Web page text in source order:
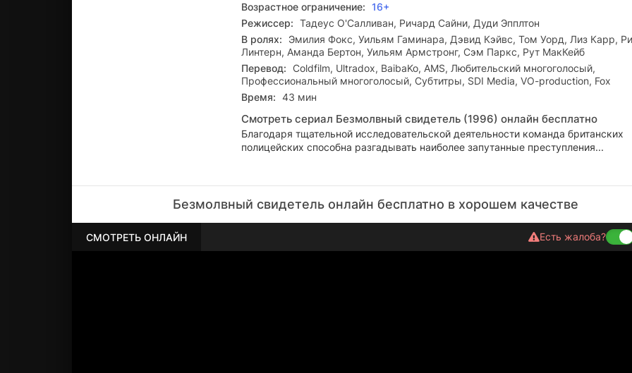
Возрастное ограничение: 16+
Режиссер: Тадеус О'Салливан, Ричард Сайни, Дуди Эпплтон
В ролях:
Эмилия Фокс, Уильям Гаминара, Дэвид Кэйвс, Том Уорд, Лиз Карр,
Линтерн, Аманда Бертон, Уильям Армстронг, Сэм Паркс, Рут МакКейб
Перевод: Coldfilm, Ultradox, BaibaKo, AMS, Любительский многоголосый,
Профессиональный многоголосый, Субтитры, SDI Media, VO-production, Fox
Время: 43 мин
Смотреть сериал Безмолвный свидетель (1996) онлайн бесплатно
Благодаря тщательной исследовательской деятельности команда британских
полицейских способна разгадывать наиболее запутанные преступления...
Безмолвный свидетель онлайн бесплатно в хорошем качестве
СМОТРЕТЬ ОНЛАЙН Есть жалоба?